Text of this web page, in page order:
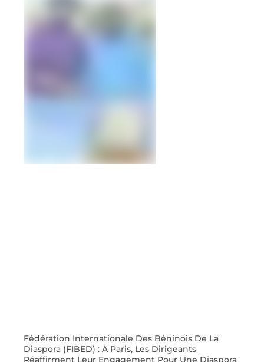
Fédération Internationale Des Béninois De La
Diaspora (FIBED) : À Paris, Les Dirigeants
Réaffirment Leur Engagement Pour Une Diaspora